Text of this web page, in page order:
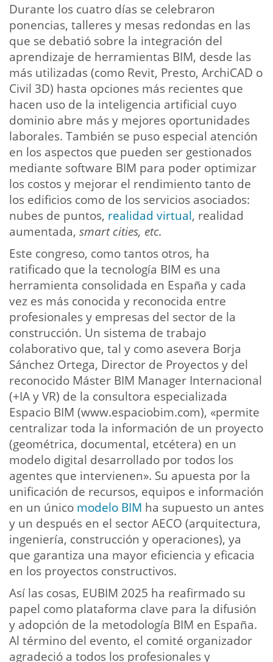
Durante los cuatro días se celebraron
ponencias, talleres y mesas redondas en las
que se debatió sobre la integración del
aprendizaje de herramientas BIM, desde las
más utilizadas (como Revit, Presto, ArchiCAD o
Civil 3D) hasta opciones más recientes que
hacen uso de la inteligencia artificial cuyo
dominio abre más y mejores oportunidades
laborales. También se puso especial atención
en los aspectos que pueden ser gestionados
mediante software BIM para poder optimizar
los costos y mejorar el rendimiento tanto de
los edificios como de los servicios asociados:
nubes de puntos, realidad virtual, realidad
aumentada, smart cities, etc.
Este congreso, como tantos otros, ha
ratificado que la tecnología BIM es una
herramienta consolidada en España y cada
vez es más conocida y reconocida entre
profesionales y empresas del sector de la
construcción. Un sistema de trabajo
colaborativo que, tal y como asevera Borja
Sánchez Ortega, Director de Proyectos y del
reconocido Máster BIM Manager Internacional
(+IA y VR) de la consultora especializada
Espacio BIM (www.espaciobim.com), «permite
centralizar toda la información de un proyecto
(geométrica, documental, etcétera) en un
modelo digital desarrollado por todos los
agentes que intervienen». Su apuesta por la
unificación de recursos, equipos e información
en un único modelo BIM ha supuesto un antes
y un después en el sector AECO (arquitectura,
ingeniería, construcción y operaciones), ya
que garantiza una mayor eficiencia y eficacia
en los proyectos constructivos.
Así las cosas, EUBIM 2025 ha reafirmado su
papel como plataforma clave para la difusión
y adopción de la metodología BIM en España.
Al término del evento, el comité organizador
agradeció a todos los profesionales y